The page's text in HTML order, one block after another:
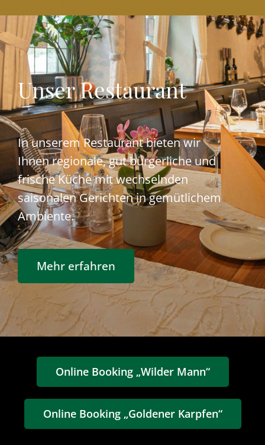
Unser Restaurant
In unserem Restaurant bieten wir
Ihnen regionale, gut bürgerliche und
frische Küche mit wechselnden
saisonalen Gerichten in gemütlichem
Ambiente.
Mehr erfahren
Online Booking „Wilder Mann“
Online Booking „Goldener Karpfen“